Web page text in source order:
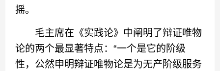
摇。
毛主席在《实践论》中阐明了辩证唯物
论的两个最显著特点：“一个是它的阶级
性，公然申明辩证唯物论是为无产阶级服务